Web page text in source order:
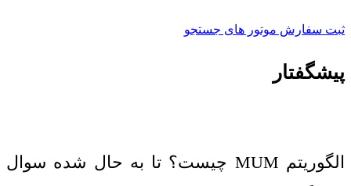
ثبت سفارش موتور های جستجو
پیشگفتار
الگوریتم MUM چیست؟ تا به‌ حال شده سوال